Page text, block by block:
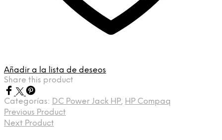
Añadir a la lista de deseos
Share this product
Categorías: DC Power Jack HP, HP Compaq
Previous Product
Next Product